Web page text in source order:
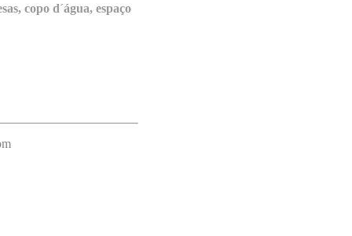
copo d´água, espaço